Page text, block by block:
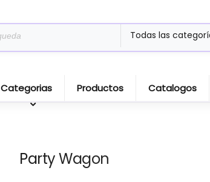
Todas las
Categorias Productos Catalogos
Party Wagon